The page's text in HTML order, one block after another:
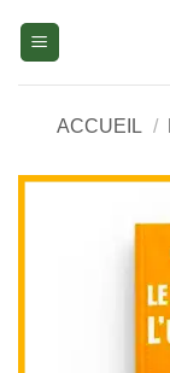
ACCUEIL /